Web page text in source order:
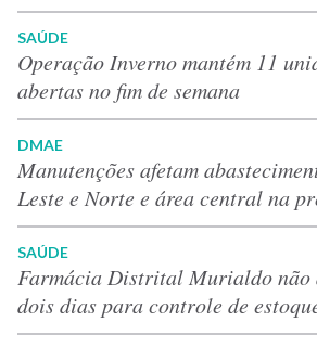
SAÚDE
Operação Inverno mantém 11
abertas no fim de semana
DMAE
Manutenções afetam
Leste e Norte e área central na
SAÚDE
Farmácia Distrital Murialdo não
dois dias para controle de